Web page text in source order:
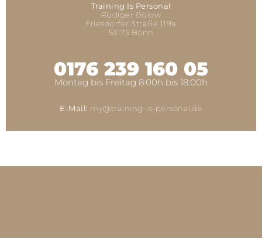
Training Is Personal
Rüdiger Bülow
Friesdorfer Straße 119a
53175 Bonn
0176 239 160 05
Montag bis Freitag 8:00h bis 18:00h
E-Mail: my@training-is-personal.de